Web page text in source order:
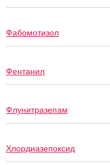
Фабомотизол
Фентанил
Флунитразепам
Хлордиазепоксид